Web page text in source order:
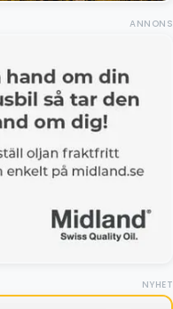
ANNONS
NYHET